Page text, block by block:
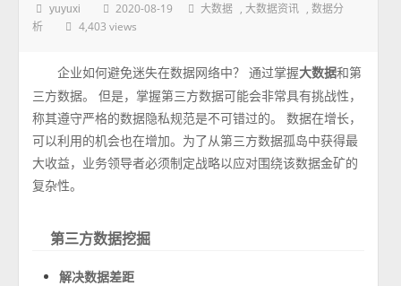
yuyuxi 2020-08-19 大数据 ,大数据资讯 ,数据分
析
4,403 views
企业如何避免迷失在数据网络中？ 通过掌握大数据和第
三方数据。 但是，掌握第三方数据可能会非常具有挑战性，
称其遵守严格的数据隐私规范是不可错过的。 数据在增长，
可以利用的机会也在增加。为了从第三方数据孤岛中获得最
大收益，业务领导者必须制定战略以应对围绕该数据金矿的
复杂性。
第三方数据挖掘
解决数据差距